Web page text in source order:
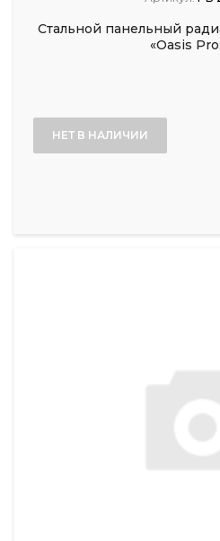
Стальной панельный
«Oasis
НЕТ В НАЛИЧИИ